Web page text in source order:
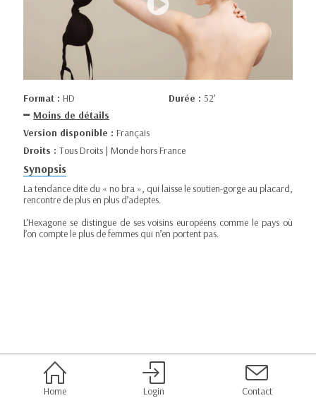
Format : HD Durée : 52’
Moins de détails
Version disponible : Français
Droits : Tous Droits | Monde hors France
Synopsis
La tendance dite du « no bra », qui laisse le soutien-gorge au placard,
rencontre de plus en plus d’adeptes.
L’Hexagone se distingue de ses voisins européens comme le pays où
l’on compte le plus de femmes qui n’en portent pas.
Home Login Contact